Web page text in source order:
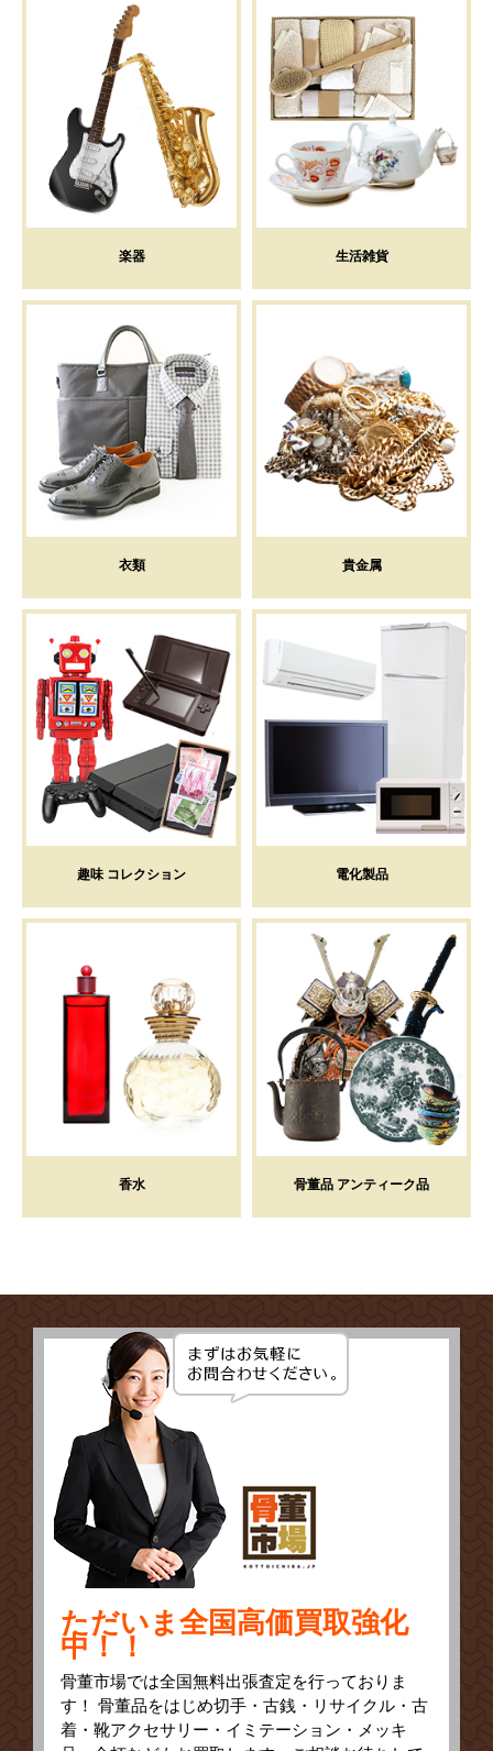
楽器 生活雑貨
衣類 貴金属
趣味 コレクション 電化製品
香水 骨董品 アンティーク品
ただいま全国高価買取強化
中！！
骨董市場では全国無料出張査定を行っておりま
す！ 骨董品をはじめ切手・古銭・リサイクル・古
着・靴アクセサリー・イミテーション・メッキ